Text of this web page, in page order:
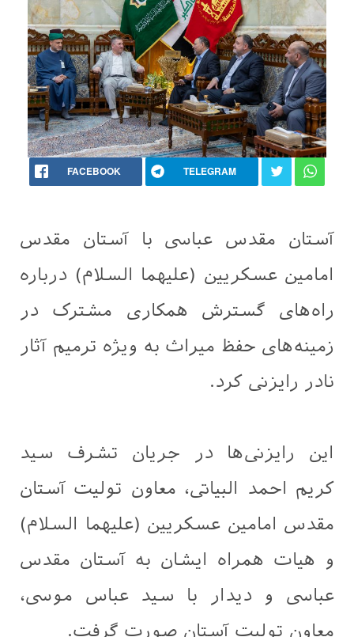
FACEBOOK TELEGRAM
آستان مقدس عباسی با آستان مقدس
امامین عسکریین (علیهما السلام) درباره
راه‌های گسترش همکاری مشترک در
زمینه‌های حفظ میراث به ویژه ترمیم آثار
نادر رایزنی کرد.
این رایزنی‌ها در جریان تشرف سید
کریم احمد البیاتی، معاون تولیت آستان
مقدس امامین عسکریین (علیهما السلام)
و هیات همراه ایشان به آستان مقدس
عباسی و دیدار با سید عباس موسی،
معاون تولیت آستان صورت گرفت.